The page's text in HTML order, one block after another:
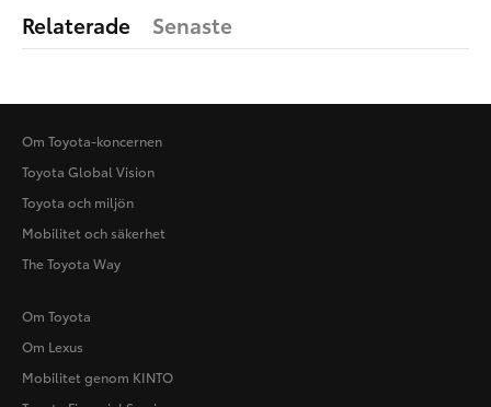
Relaterade Senaste
Om Toyota-koncernen
Toyota Global Vision
Toyota och miljön
Mobilitet och säkerhet
The Toyota Way
Om Toyota
Om Lexus
Mobilitet genom KINTO